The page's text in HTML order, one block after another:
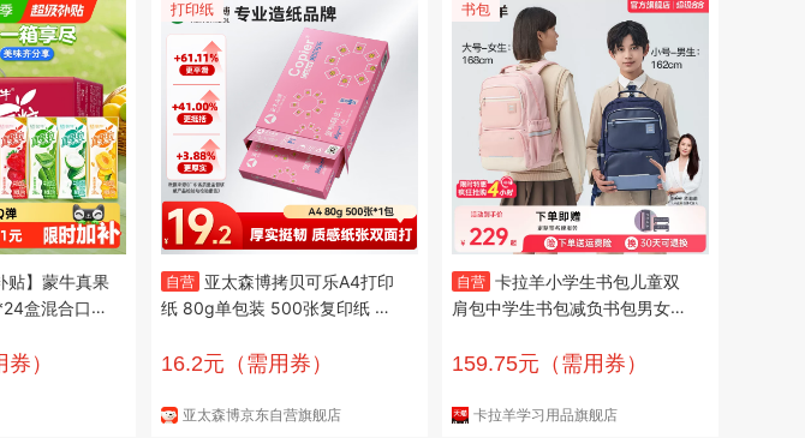
贴】蒙牛真果
盒混合口味
）
打印纸
自营
亚太森博拷贝可乐A4打印
纸 80g单包装 500张复印纸 双
热销款】
16.2元（需用券）
亚太森博京东自营旗舰店
书包
自营 卡拉羊小学生书包儿童双
肩包中学生书包减负书包男女生
舰正品
159.75元（需用券）
卡拉羊学习用品旗舰店